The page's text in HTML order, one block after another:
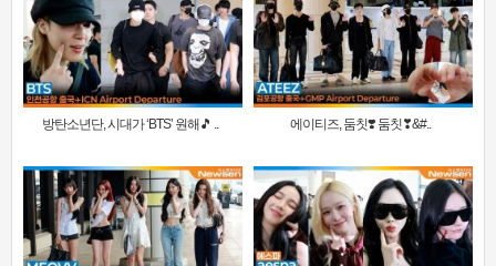
방탄소년단, 시대가 ‘BTS’ 원해🎵 .. 에이티즈, 둠칫❣️ 둠칫❣&#..